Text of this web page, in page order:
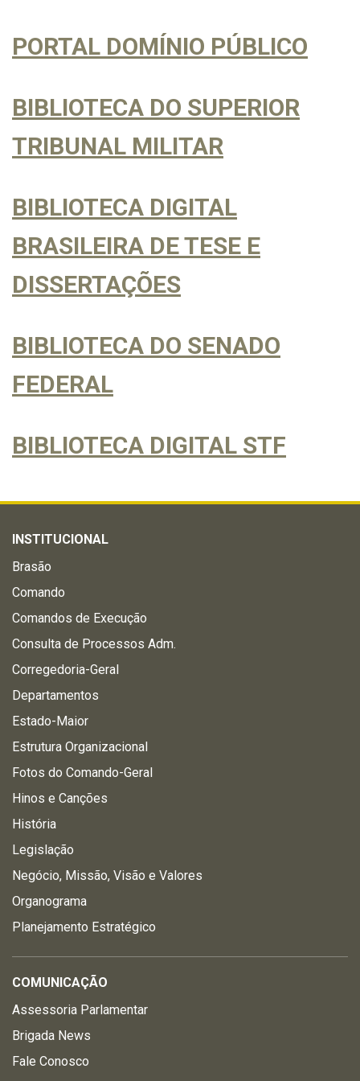
PORTAL DOMÍNIO PÚBLICO
BIBLIOTECA DO SUPERIOR
TRIBUNAL MILITAR
BIBLIOTECA DIGITAL
BRASILEIRA DE TESE E
DISSERTAÇÕES
BIBLIOTECA DO SENADO
FEDERAL
BIBLIOTECA DIGITAL STF
INSTITUCIONAL
Brasão
Comando
Comandos de Execução
Consulta de Processos Adm.
Corregedoria-Geral
Departamentos
Estado-Maior
Estrutura Organizacional
Fotos do Comando-Geral
Hinos e Canções
História
Legislação
Negócio, Missão, Visão e Valores
Organograma
Planejamento Estratégico
COMUNICAÇÃO
Assessoria Parlamentar
Brigada News
Fale Conosco